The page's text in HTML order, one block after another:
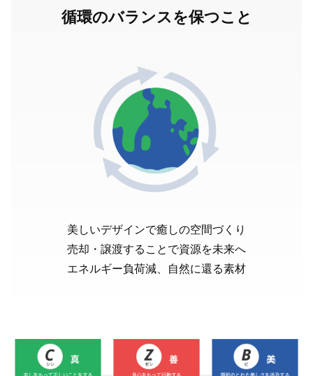
循環のバランスを保つこと
美しいデザインで癒しの空間づくり
売却・譲渡することで資源を未来へ
エネルギー負荷減、自然に還る素材